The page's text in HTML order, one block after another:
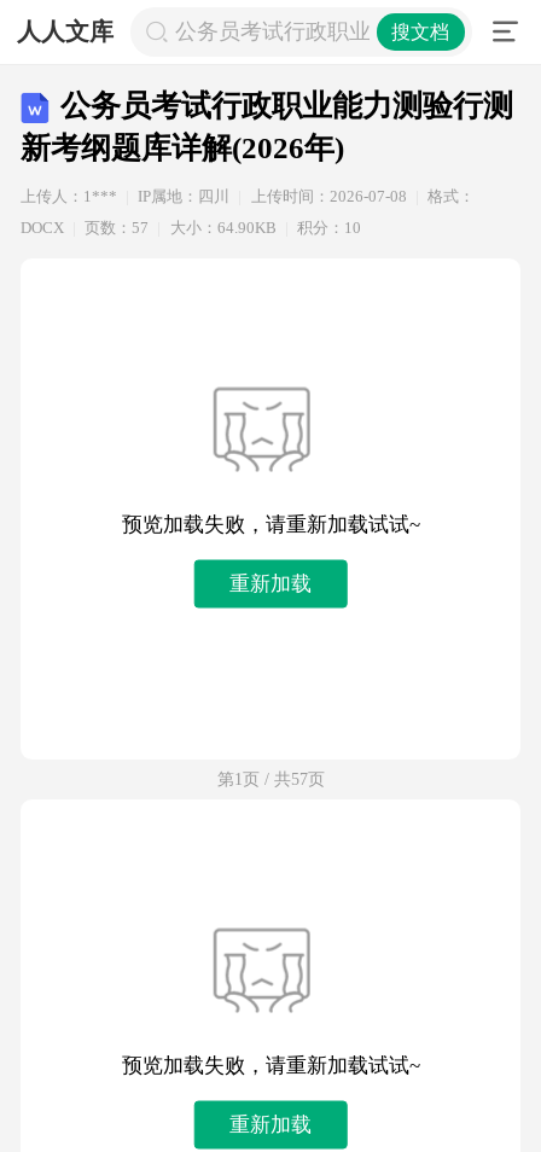
人人文库 公务员考试行政职业能力测验行测新
搜文档
公务员考试行政职业能力测验行测
新考纲题库详解(2026年)
上传人：1*** IP属地：四川 上传时间：2026-07-08
格式：
DOCX
页数：57 大小：64.90KB 积分：10
预览加载失败，请重新加载试试~
重新加载
第1页 / 共57页
预览加载失败，请重新加载试试~
重新加载